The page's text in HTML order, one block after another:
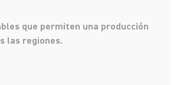
que permiten una producción
las regiones.